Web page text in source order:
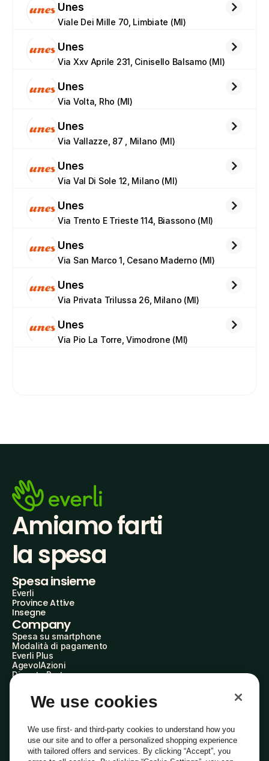
Unes
Viale Dei Mille 70, Limbiate (MI)
Unes
Via Xxv Aprile 231, Cinisello Balsamo (MI)
Unes
Via Volta, Rho (MI)
Unes
Via Vallazze, 87 , Milano (MI)
Unes
Via Val Di Sole 12, Milano (MI)
Unes
Via Trento E Trieste 114, Biassono (MI)
Unes
Via San Marco 1, Cesano Maderno (MI)
Unes
Via Privata Trilussa 26, Milano (MI)
Unes
Via Pio La Torre, Vimodrone (MI)
Amiamo farti
la spesa
Spesa insieme
Everli
Province Attive
Insegne
Company
Spesa su smartphone
Modalità di pagamento
Everli Plus
AgevolAzioni
Diventa Partner
Everli Shoppers
About Us
Everli News
Domande frequenti
Lavora con noi
Diventa Shopper
We use cookies
We use first- and third-party cookies to understand how you
use our site and to offer a personalized shopping experience
with tailored offers and services. By clicking “Accept”, you